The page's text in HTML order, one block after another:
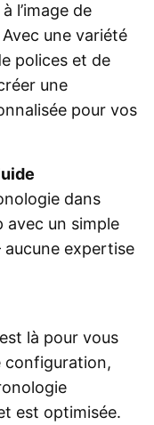
l’image de
une variété
polices et de
une
pour vos
dans
avec un simple
aucune expertise
là pour vous
configuration,
est optimisée.